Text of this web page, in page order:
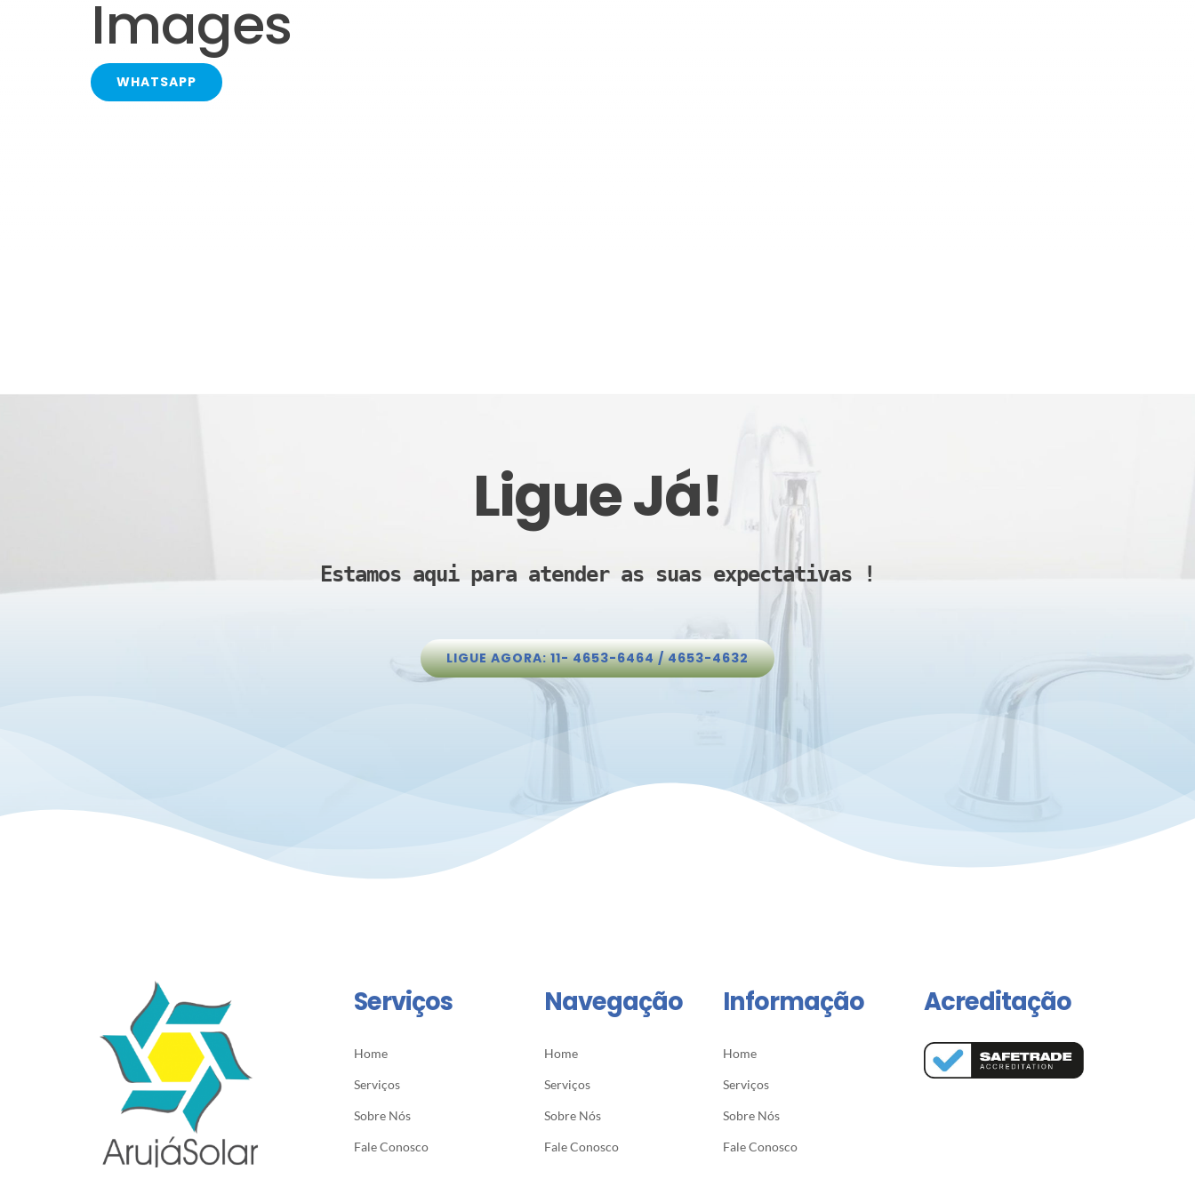
Images
WHATSAPP
Ligue Já!
Estamos aqui para atender as suas expectativas !
LIGUE AGORA: 11- 4653-6464 / 4653-4632
Serviços
Home
Serviços
Sobre Nós
Fale Conosco
Navegação
Home
Serviços
Sobre Nós
Fale Conosco
Informação
Home
Serviços
Sobre Nós
Fale Conosco
Acreditação